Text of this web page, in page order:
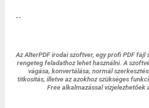
--
Az AlterPDF irodai szoftver, egy profi PDF fájl
rengeteg feladathoz lehet használni. A
vágása, konvertálása, normál
titkosítás, illetve az azokhoz szükséges
Free alkalmazással vízjelezhetőek